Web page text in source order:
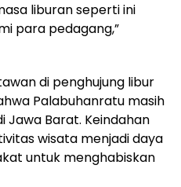
liburan seperti ini
para pedagang,”
di penghujung libur
Palabuhanratu masih
Jawa Barat. Keindahan
wisata menjadi daya
untuk menghabiskan